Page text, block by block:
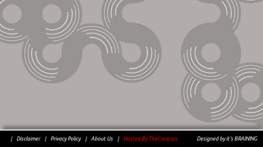
| Disclaimer | Privacy Policy | About Us | Hosted By TheCreators Designed by it's BRAINING